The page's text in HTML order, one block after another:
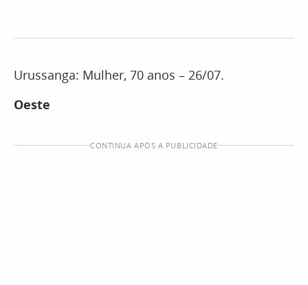
Urussanga: Mulher, 70 anos – 26/07.
Oeste
CONTINUA APÓS A PUBLICIDADE